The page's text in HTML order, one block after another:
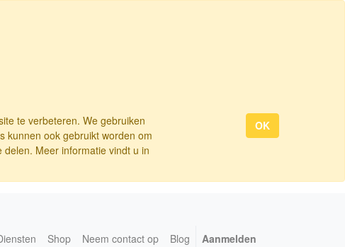
te verbeteren. We gebruiken
kunnen ook gebruikt worden om
Meer informatie vindt u in
OK
Shop Neem contact op Blog Aanmelden